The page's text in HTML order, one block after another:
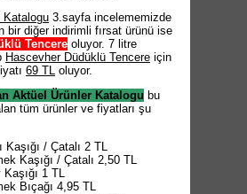
Katalogu 3.sayfa incelememizde
bir diğer indirimli fırsat ürünü ise
Tencere oluyor. 7 litre
Hascevher Düdüklü Tencere için
69 TL
oluyor.
Aktüel Ürünler Katalogu bu
tüm ürünler ve fiyatları şu
Kaşığı / Çatalı 2 TL
Kaşığı / Çatalı 2,50 TL
1 TL
Bıçağı 4,95 TL